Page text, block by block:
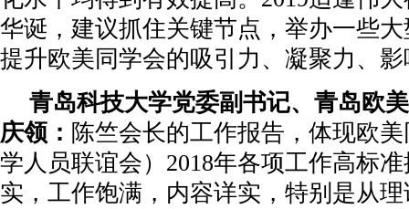
华诞，建议抓住关键节点，举办一些
提升欧美同学会的吸引力、凝聚力、
青岛科技大学党委副书记、青岛欧
庆领： 陈竺会长的工作报告，体现欧
学人员联谊会）2018年各项工作高标
实，工作饱满，内容详实，特别是从